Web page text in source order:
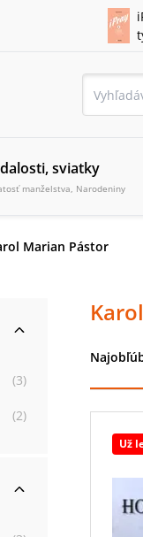
sviatky
manželstva, Narodeniny
Marian Pástor
(3)
(2)
Už